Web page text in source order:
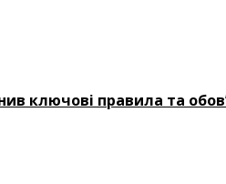
ключові правила та